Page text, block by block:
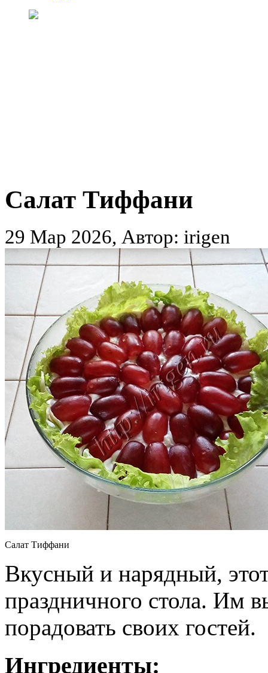
Салат Тиффани
29 Мар 2026, Автор: irigen
Салат Тиффани
Вкусный и нарядный,
праздничного стола. Им
порадовать своих гостей.
Ингредиенты: